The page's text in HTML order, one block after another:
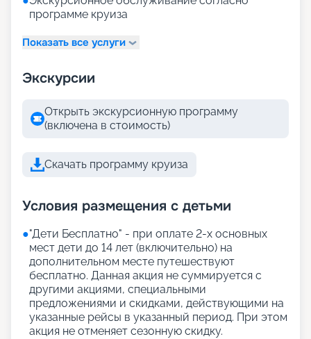
программе круиза
Показать все услуги
Экскурсии
Открыть экскурсионную программу
(включена в стоимость)
Скачать программу круиза
Условия размещения с детьми
●"Дети Бесплатно" - при оплате 2-х основных
мест дети до 14 лет (включительно) на
дополнительном месте путешествуют
бесплатно. Данная акция не суммируется с
другими акциями, специальными
предложениями и скидками, действующими на
указанные рейсы в указанный период. При этом
акция не отменяет сезонную скидку.